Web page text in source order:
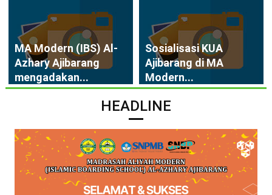
MA Modern (IBS) Al-
Azhary Ajibarang
mengadakan...
Sosialisasi KUA
Ajibarang di MA
Modern...
HEADLINE